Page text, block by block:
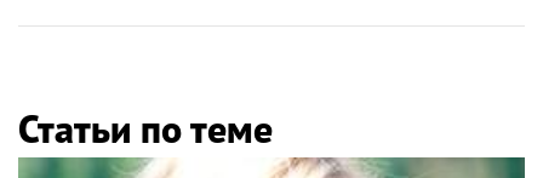
Статьи по теме